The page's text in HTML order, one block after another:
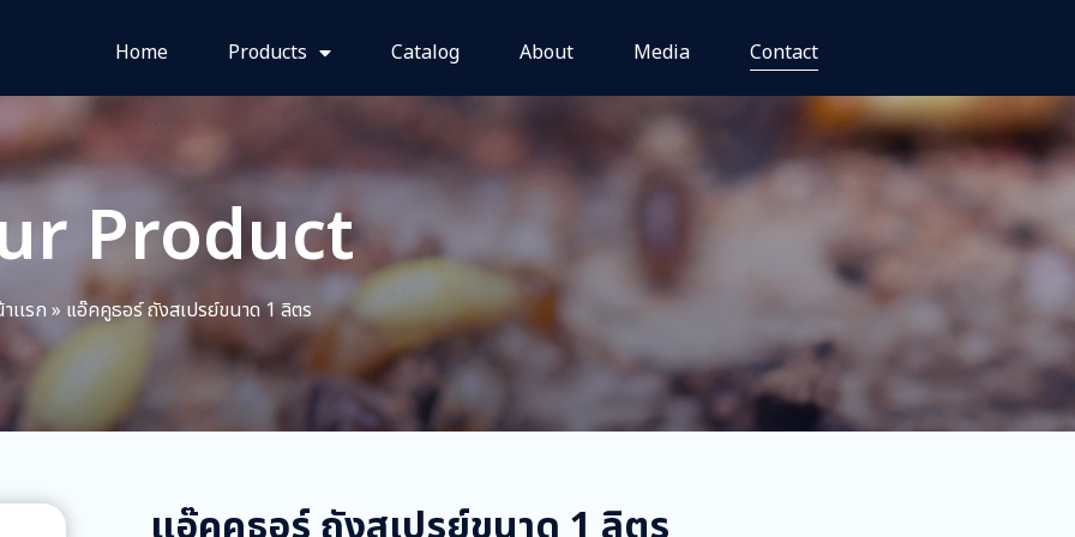
Home Products Catalog About Media Contact
Product
เเรก » แอ๊คคูธอร์ ถังสเปรย์ขนาด 1 ลิตร